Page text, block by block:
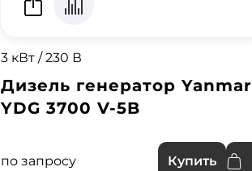
3 кВт / 230 В
Дизель генератор Yanmar
YDG 3700 V-5B
по запросу Купить